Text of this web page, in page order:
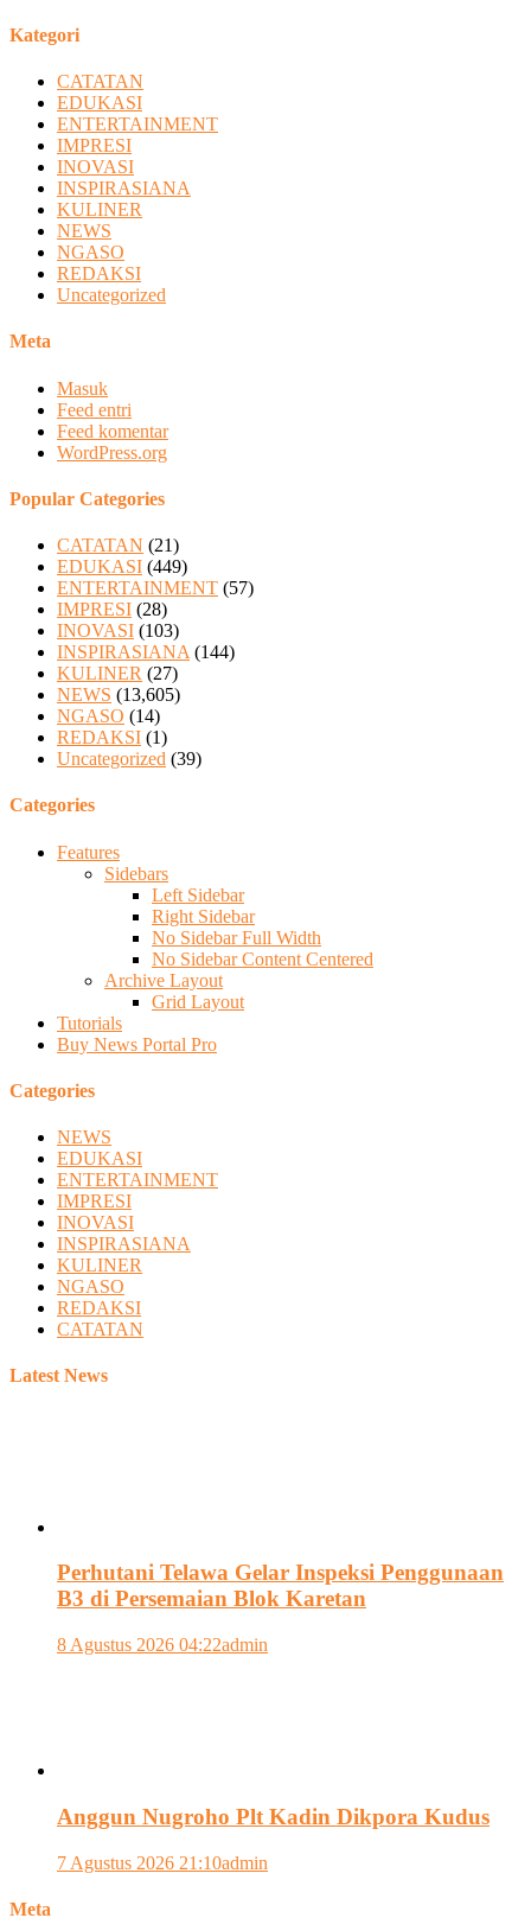
Kategori
CATATAN
EDUKASI
ENTERTAINMENT
IMPRESI
INOVASI
INSPIRASIANA
KULINER
NEWS
NGASO
REDAKSI
Uncategorized
Meta
Masuk
Feed entri
Feed komentar
WordPress.org
Popular Categories
CATATAN (21)
EDUKASI (449)
ENTERTAINMENT (57)
IMPRESI (28)
INOVASI (103)
INSPIRASIANA (144)
KULINER (27)
NEWS (13,605)
NGASO (14)
REDAKSI (1)
Uncategorized (39)
Categories
Features
Sidebars
Left Sidebar
Right Sidebar
No Sidebar Full Width
No Sidebar Content Centered
Archive Layout
Grid Layout
Tutorials
Buy News Portal Pro
Categories
NEWS
EDUKASI
ENTERTAINMENT
IMPRESI
INOVASI
INSPIRASIANA
KULINER
NGASO
REDAKSI
CATATAN
Latest News
Perhutani Telawa Gelar Inspeksi Penggunaan
B3 di Persemaian Blok Karetan
8 Agustus 2026 04:22admin
Anggun Nugroho Plt Kadin Dikpora Kudus
7 Agustus 2026 21:10admin
Meta